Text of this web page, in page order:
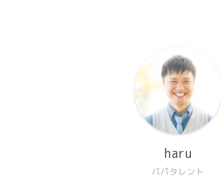
パパタレント
haru